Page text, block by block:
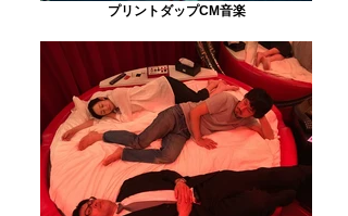
プリントダップCM音楽